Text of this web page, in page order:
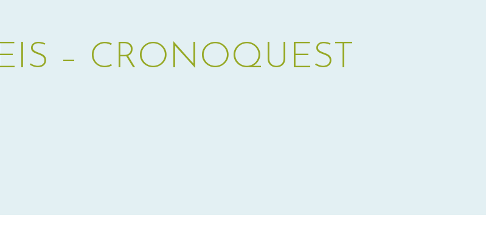
– CRONOQUEST